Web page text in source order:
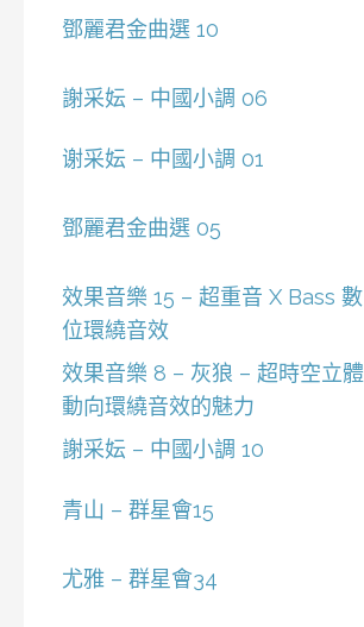
鄧麗君金曲選 10
謝采妘 – 中國小調 06
谢采妘 – 中國小調 01
鄧麗君金曲選 05
效果音樂 15 – 超重音 X Bass 數
位環繞音效
效果音樂 8 – 灰狼 – 超時空立體
動向環繞音效的魅力
謝采妘 – 中國小調 10
青山 – 群星會15
尤雅 – 群星會34